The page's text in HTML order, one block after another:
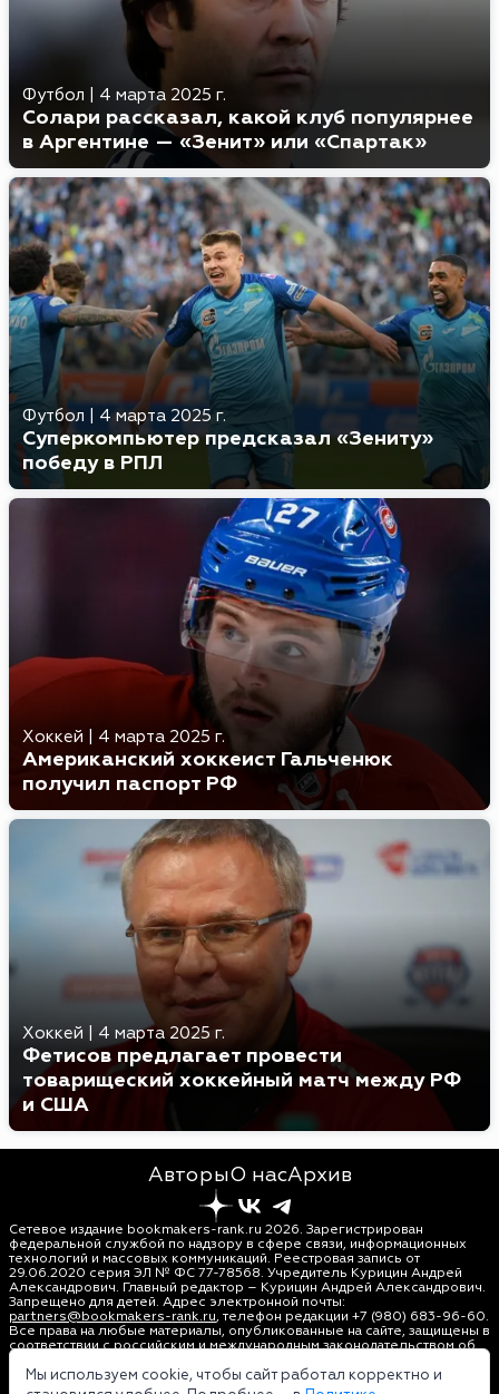
Мы используем cookie, чтобы сайт работал корректно и
Футбол 4 марта 2025 г.
Солари рассказал, какой клуб популярнее
в Аргентине — «Зенит» или «Спартак»
Футбол 4 марта 2025 г.
Суперкомпьютер предсказал «Зениту»
победу в РПЛ
Хоккей 4 марта 2025 г.
Американский хоккеист Гальченюк
получил паспорт РФ
Хоккей 4 марта 2025 г.
Фетисов предлагает провести
товарищеский хоккейный матч между РФ
и США
АвторыО насАрхив
Сетевое издание bookmakers-rank.ru 2026. Зарегистрирован
федеральной службой по надзору в сфере связи, информационных
технологий и массовых коммуникаций. Реестровая запись от
29.06.2020 серия ЭЛ № ФС 77-78568. Учредитель Курицин Андрей
Александрович. Главный редактор – Курицин Андрей Александрович.
Запрещено для детей. Адрес электронной почты:
partners@bookmakers-rank.ru, телефон редакции +7 (980) 683-96-60.
Все права на любые материалы, опубликованные на сайте, защищены в
соответствии с российским и международным законодательством об
фото, аудио и видеоматериалов возможно только с согласия
правообладателя (bookmakers-rank.ru). Персональные данные (ФЗ